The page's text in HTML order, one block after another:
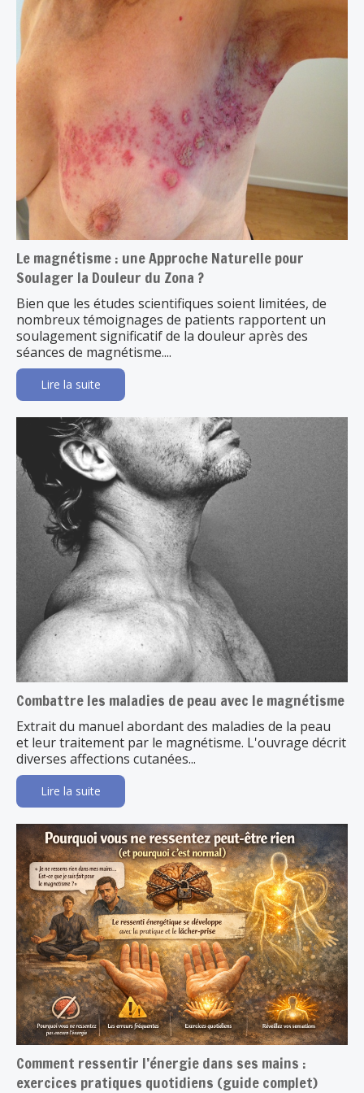
Le magnétisme : une Approche Naturelle pour
Soulager la Douleur du Zona ?
Bien que les études scientifiques soient limitées, de
nombreux témoignages de patients rapportent un
soulagement significatif de la douleur après des
séances de magnétisme....
Lire la suite
Combattre les maladies de peau avec le magnétisme
Extrait du manuel abordant des maladies de la peau
et leur traitement par le magnétisme. L'ouvrage décrit
diverses affections cutanées...
Lire la suite
Comment ressentir l’énergie dans ses mains :
exercices pratiques quotidiens (guide complet)